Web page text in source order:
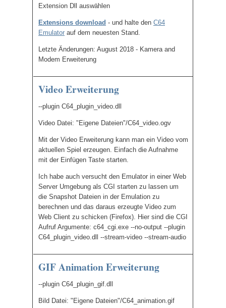
Extension Dll auswählen
Extensions download - und halte den C64
Emulator auf dem neuesten Stand.
Letzte Änderungen: August 2018 - Kamera and
Modem Erweiterung
Video Erweiterung
--plugin C64_plugin_video.dll
Video Datei: "Eigene Dateien"/C64_video.ogv
Mit der Video Erweiterung kann man ein Video vom
aktuellen Spiel erzeugen. Einfach die Aufnahme
mit der Einfügen Taste starten.
Ich habe auch versucht den Emulator in einer Web
Server Umgebung als CGI starten zu lassen um
die Snapshot Dateien in der Emulation zu
berechnen und das daraus erzeugte Video zum
Web Client zu schicken (Firefox). Hier sind die CGI
Aufruf Argumente: c64_cgi.exe --no-output --plugin
C64_plugin_video.dll --stream-video --stream-audio
GIF Animation Erweiterung
--plugin C64_plugin_gif.dll
Bild Datei: "Eigene Dateien"/C64_animation.gif